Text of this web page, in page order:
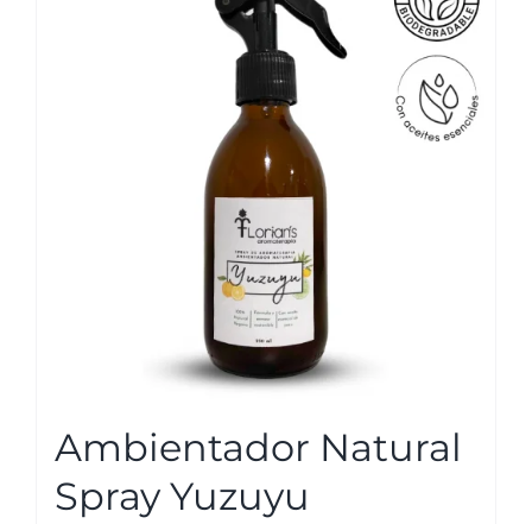
Ambientador Natural
Spray Yuzuyu